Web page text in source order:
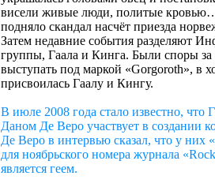
висели живые люди, политые
подняло скандал насчёт приезда
Затем недавние события разделяют
группы, Гаала и Кинга. Были споры
выступать под маркой «Gorgoroth», в
присвоилась Гаалу и Кингу.
В июле 2008 года стало известно, что
Даном Де Веро участвует в создании
Де Веро в интервью сказал, что у
для ноябрьского номера журнала
является геем.